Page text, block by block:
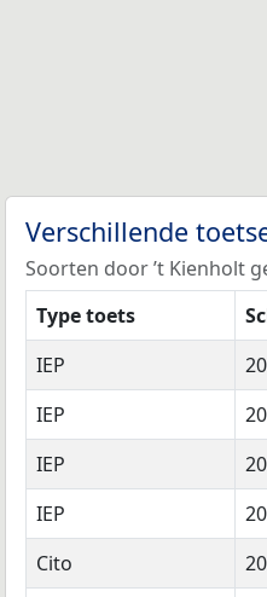
Verschillende
Soorten door ’t Kienholt
Type toets
IEP
IEP
IEP
IEP
Cito